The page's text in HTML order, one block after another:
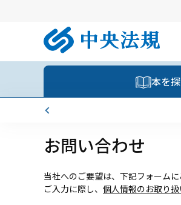
本を
お問い合わせ
当社へのご要望は、下記フォーム
ご入力に際し、 個人情報のお取り